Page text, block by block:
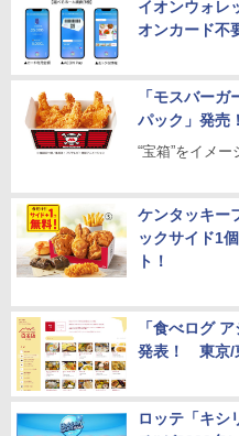
イオンウォレ
オンカード不
「モスバー
パック」発売！
“宝箱”をイメ
ケンタッキー
ックサイド1
ト！
「食べログ
発表！ 東京/
ロッテ「キシ